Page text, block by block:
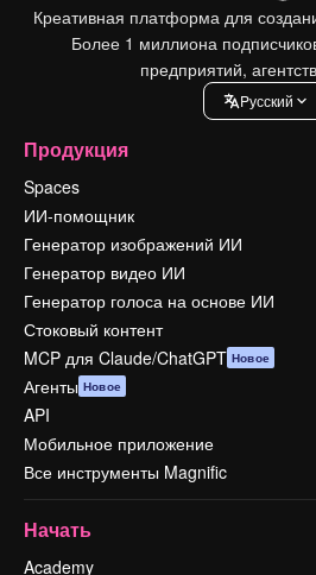
Креативная платформа для
Более 1 миллиона
предприятий,
Pусский
Продукция
Spaces
ИИ-помощник
Генератор изображений ИИ
Генератор видео ИИ
Генератор голоса на основе ИИ
Стоковый контент
MCP для Claude/ChatGPT Новое
Агенты Новое
API
Мобильное приложение
Все инструменты Magnific
Начать
Academy